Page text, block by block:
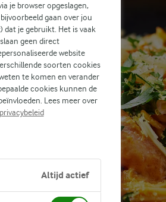
je browser opgeslagen,
gaan over jou
je gebruikt. Het is vaak
geen direct
website
soorten cookies
te komen en verander
cookies kunnen de
Lees meer over
Altijd actief